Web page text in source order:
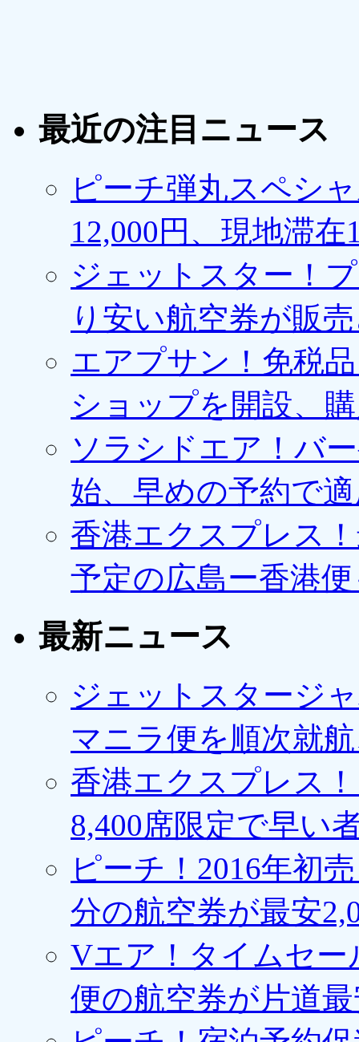
最近の注目ニュース
ピーチ弾丸スペシ
12,000円、現地滞
ジェットスター！
り安い航空券が販
エアプサン！免税
ショップを開設、
ソラシドエア！バ
始、早めの予約で
香港エクスプレス
予定の広島ー香港
最新ニュース
ジェットスタージ
マニラ便を順次就
香港エクスプレス
8,400席限定で早い
ピーチ！2016年初
分の航空券が最安
Vエア！タイムセー
便の航空券が片道最